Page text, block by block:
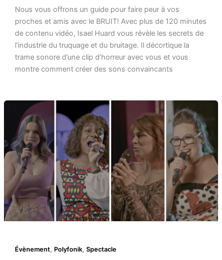
Nous vous offrons un guide pour faire peur à vos
proches et amis avec le BRUIT! Avec plus de 120 minutes
de contenu vidéo, Isael Huard vous révèle les secrets de
l’industrie du truquage et du bruitage. Il décortique la
trame sonore d’une clip d’horreur avec vous et vous
montre comment créer des sons convaincants
Évènement, Polyfonik, Spectacle